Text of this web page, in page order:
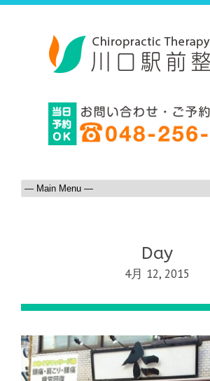
Day
4月 12, 2015